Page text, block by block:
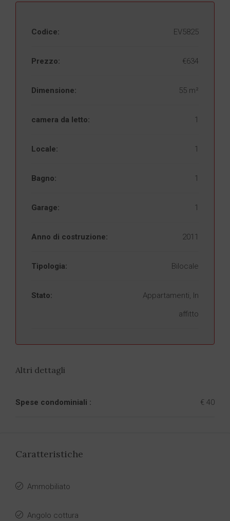
Codice: EV5825
Prezzo: €634
Dimensione: 55 m²
camera da letto: 1
Locale: 1
Bagno: 1
Garage: 1
Anno di costruzione: 2011
Tipologia: Bilocale
Stato:
Appartamenti, In
affitto
Altri dettagli
Spese condominiali : € 40
Caratteristiche
Ammobiliato
Angolo cottura